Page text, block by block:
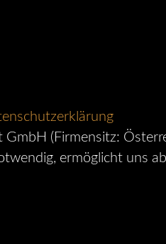
GmbH (Firmensitz:
ermöglicht uns